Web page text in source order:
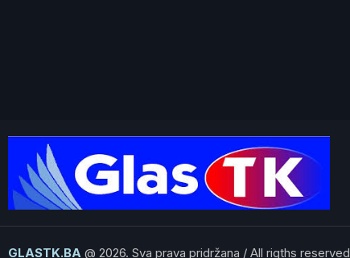
GLASTK.BA @ 2026. Sva prava pridržana / All rigths reserved